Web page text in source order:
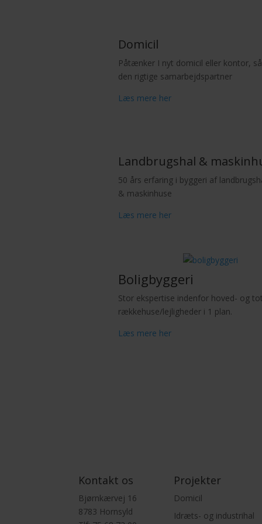
Domicil
Påtænker I nyt domicil eller kontor,
den rigtige samarbejdspartner
Læs mere her
Landbrugshal &
50 års erfaring i byggeri af
& maskinhuse
Læs mere her
Boligbyggeri
Stor ekspertise indenfor hoved- og
rækkehuse/lejligheder i 1 plan.
Læs mere her
Kontakt os
Bjørnkærvej 16
8783 Hornsyld
Projekter
Domicil
Idræts- og industrihal